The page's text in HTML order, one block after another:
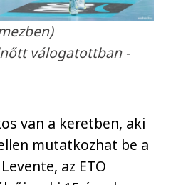
válogatottban -
van a keretben, aki
mutatkozhat be a
az ETO